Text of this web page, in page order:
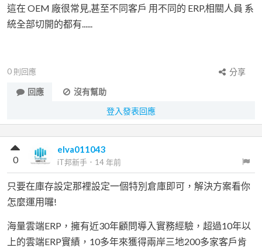
這在 OEM 廠很常見,甚至不同客戶 用不同的 ERP,相關人員 系
統全部切開的都有......
0 則回應
分享
回應
沒有幫助
登入發表回應
elva011043
iT邦新手 ． 14 年前
0
只要在庫存設定那裡設定一個特別倉庫即可，解決方案看你
怎麼運用囉!
海量雲端ERP，擁有近30年顧問導入實務經驗，超過10年以
上的雲端ERP實績，10多年來獲得兩岸三地200多家客戶肯